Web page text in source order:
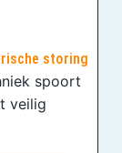
storing
spoort
veilig